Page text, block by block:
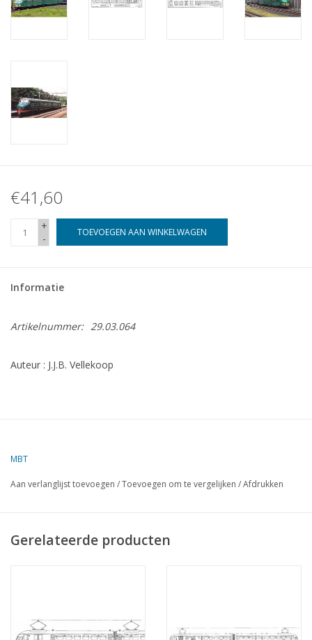
€41,60
+
-
TOEVOEGEN AAN WINKELWAGEN
Informatie
Artikelnummer: 29.03.064
Auteur : J.J.B. Vellekoop
MBT
Aan verlanglijst toevoegen /Toevoegen om te vergelijken /Afdrukken
Gerelateerde producten